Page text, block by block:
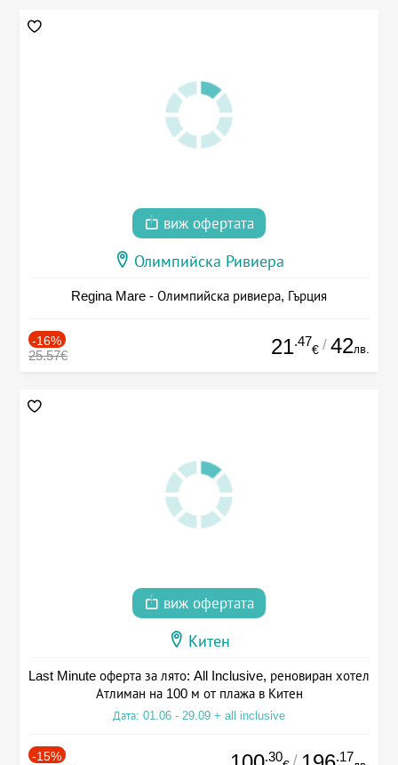
виж офертата
Олимпийска Ривиера
Regina Mare - Олимпийска ривиера, Гърция
-16%
25.57€ 21.47
€ / 42лв.
виж офертата
Китен
Last Minute оферта за лято: All Inclusive, реновиран хотел
Атлиман на 100 м от плажа в Китен
Дата: 01.06 - 29.09 + all inclusive
-15% .30 / .17